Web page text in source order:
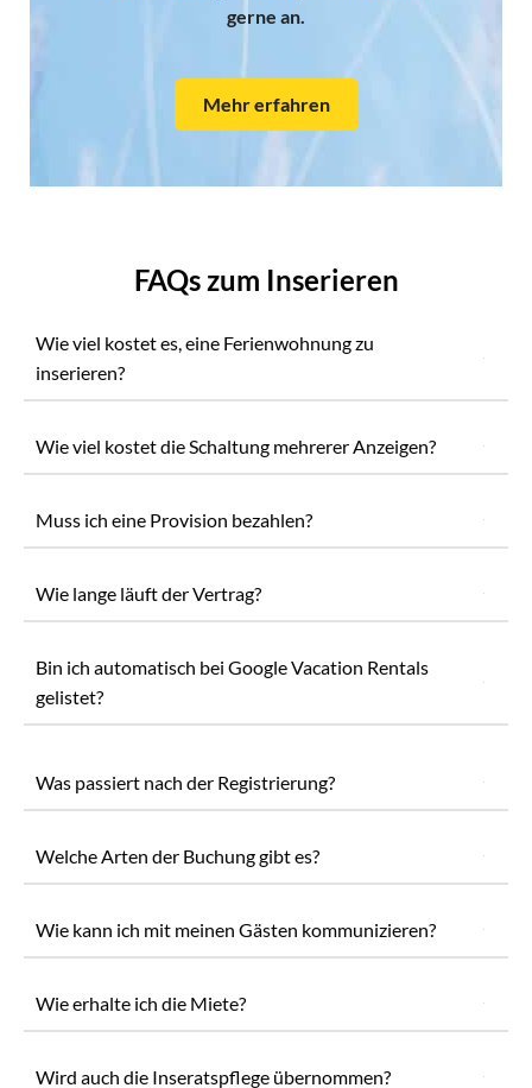
gerne an.
Mehr erfahren
FAQs zum Inserieren
Wie viel kostet es, eine Ferienwohnung zu
inserieren?
Wie viel kostet die Schaltung mehrerer Anzeigen?
Muss ich eine Provision bezahlen?
Wie lange läuft der Vertrag?
Bin ich automatisch bei Google Vacation Rentals
gelistet?
Was passiert nach der Registrierung?
Welche Arten der Buchung gibt es?
Wie kann ich mit meinen Gästen kommunizieren?
Wie erhalte ich die Miete?
Wird auch die Inseratspflege übernommen?